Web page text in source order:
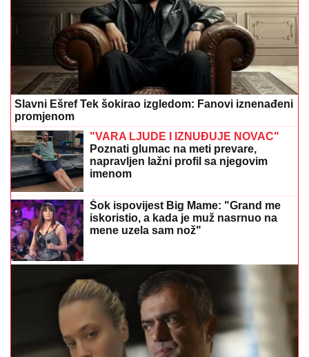
Slavni Ešref Tek šokirao izgledom: Fanovi iznenađeni
promjenom
"VARA LJUDE I IZNUĐUJE NOVAC"
Poznati glumac na meti prevare,
napravljen lažni profil sa njegovim
imenom
Šok ispovijest Big Mame: "Grand me
iskoristio, a kada je muž nasrnuo na
mene uzela sam nož"